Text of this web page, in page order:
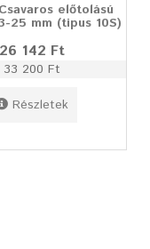
előtolású
25 mm (tipus 10S)
26 142 Ft
33 200 Ft
Részletek